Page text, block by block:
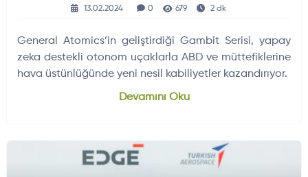
13.02.2024 0 679 2 dk
General Atomics’in geliştirdiği Gambit Serisi, yapay
zeka destekli otonom uçaklarla ABD ve müttefiklerine
hava üstünlüğünde yeni nesil kabiliyetler kazandırıyor.
Devamını Oku